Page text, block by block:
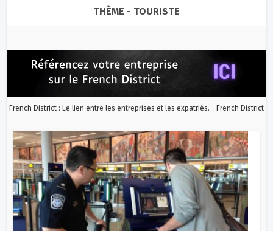
THÈME - TOURISTE
French District : Le lien entre les entreprises et les expatriés. - French District